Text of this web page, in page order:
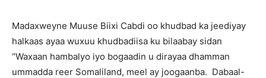
Madaxweyne Muuse Biixi Cabdi oo khudbad ka jeediyay
halkaas ayaa wuxuu khudbadiisa ku bilaabay sidan
“Waxaan hambalyo iyo bogaadin u dirayaa dhamman
ummadda reer Somaliland, meel ay joogaanba. Dabaal-